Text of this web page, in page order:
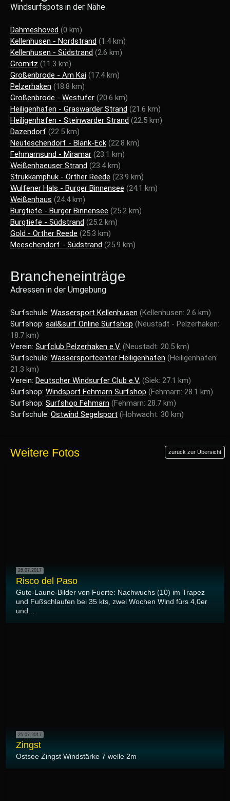
Windsurfspots in der Nähe
Dahmeshöved (0 km)
Kellenhusen - Nordstrand (1.4 km)
Kellenhusen - Südstrand (2.6 km)
Grömitz (11.3 km)
Großenbrode - Am Kai (17.4 km)
Pelzerhaken (18.8 km)
Großenbrode - Westufer (20.6 km)
Heiligenhafen - Graswarder Strand (21.6 km)
Heiligenhafen - Steinwarder Strand (22.5 km)
Dazendorf (22.5 km)
Neuteschendorf - Blank-Eck (22.8 km)
Fehmarnsund - Miramar (23.1 km)
Weißenhaeuser Strand (23.4 km)
Strukkamphuk - Orther Reede (23.9 km)
Wulfener Hals - Burger Binnensee (24.1 km)
Weißenhaus (24.4 km)
Burgtiefe - Burger Binnensee (25.2 km)
Burgtiefe - Südstrand (25.2 km)
Gold - Orther Reede (25.3 km)
Meeschendorf - Südstrand (25.9 km)
Brancheneinträge
Adressen in der Umgebung
Surfschule: Wassersport Kellenhusen (Kellenhusen: 2.6 km)
Surfshop: sail&surf Online Surfshop (Neustadt - Pelzerhaken:
18.7 km)
Verein: Surfclub Pelzerhaken e.V. (Neustadt: 20.5 km)
Surfschule: Wassersportcenter Heiligenhafen (Heiligenhafen:
21.3 km)
Verein: Deutscher Windsurfer Club e.V. (Siek: 27.1 km)
Surfshop: Windsport Fehmarn Surfshop (Fehmarn: 28.1 km)
Surfshop: Surfshop Fehmarn (Fehmarn: 28.7 km)
Surfschule: Ostwind Segelsport (Hohwacht: 30 km)
Weitere Fotos zurück zur Übersicht
26.07.2017
Risco del Paso
Gute-Laune-Bilder von Fuerte: Nachwuchs (10) im Trapez
und Fußschlaufen bei 35 kts, zwei Wochen Wind fürs 4,0er
und...
25.07.2017
Zingst
Ostsee Zingst Windstärke 7 welle 2m